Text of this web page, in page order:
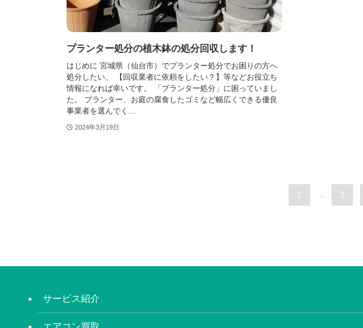
プランター処分の植木鉢の処分回収します！
はじめに 宮城県（仙台市）でプランター処分でお困りの方へ
処分したい、 【回収業者に依頼をしたい？】等などお役立ち
情報になれば幸いです。 「プランター処分」に困っていまし
た。 プランター、お庭の腐食したゴミなど幅広くできる優良
事業者を選んでく...
2024年3月19日
1 3
サービス紹介